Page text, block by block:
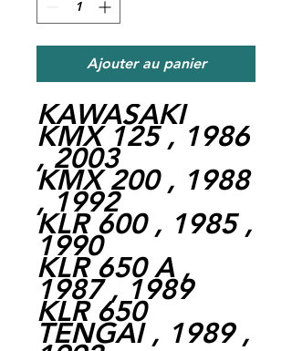
Ajouter au panier
KAWASAKI
KMX 125 , 1986
, 2003
KMX 200 , 1988
, 1992
KLR 600 , 1985 ,
1990
KLR 650 A ,
1987 , 1989
KLR 650
TENGAI , 1989 ,